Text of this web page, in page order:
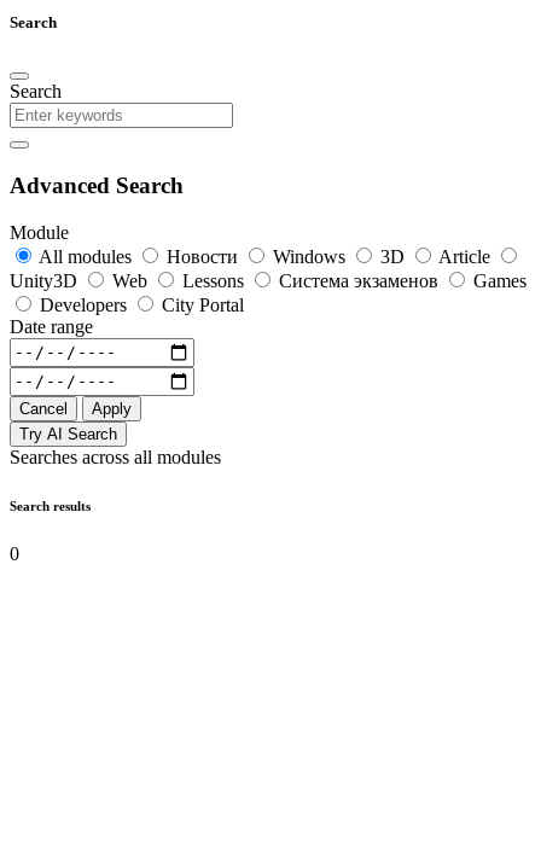
Search
Search
Advanced Search
Module
All modules
Новости Windows 3D
Article
Unity3D
Web Lessons Система экзаменов
Games
Developers
City Portal
Date range
Cancel
Apply
Try AI Search
Searches across all modules
Search results
0